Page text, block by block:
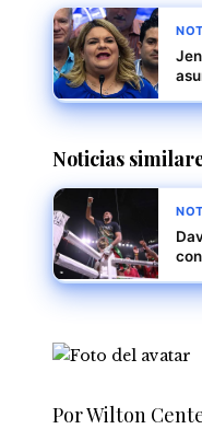
Noticias
Por Wilton